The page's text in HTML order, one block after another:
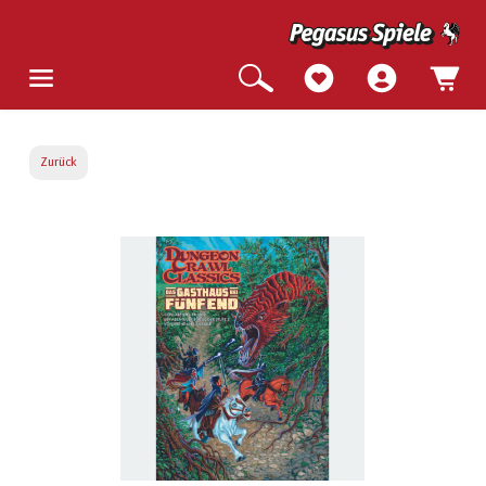
Zurück
Bildergalerie überspringen